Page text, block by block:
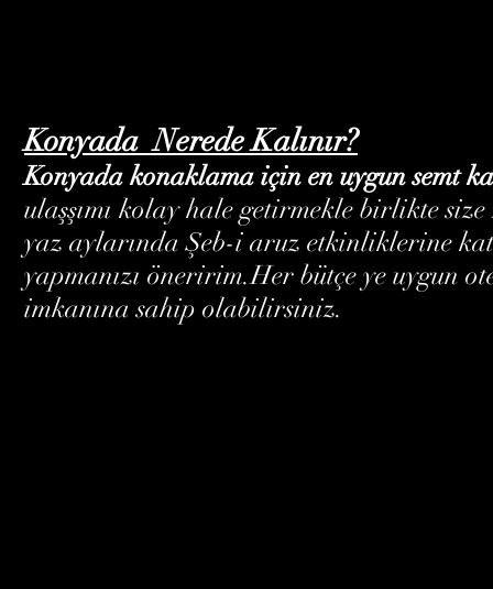
Konyada Nerede Kalınır?
Konyada konaklama için en uygun semt
ulaşşımı kolay hale getirmekle birlikte
yaz aylarında Şeb-i aruz etkinliklerine
yapmanızı öneririm.Her bütçe ye uygun
imkanına sahip olabilirsiniz.